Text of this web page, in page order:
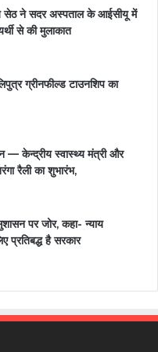
सेठ ने सदर अस्पताल के आईसीयू में
से की मुलाकात
ग्रीनफील्ड टाउनशिप का
— केन्द्रीय स्वास्थ्य मंत्री और
रैली का शुभारंभ,
पर जोर, कहा- न्याय
प्रतिबद्ध है सरकार